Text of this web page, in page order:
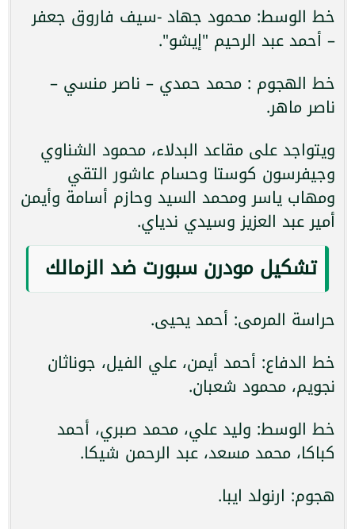
خط الوسط: محمود جهاد -سيف فاروق جعفر
– أحمد عبد الرحيم "إيشو".
خط الهجوم : محمد حمدي – ناصر منسي –
ناصر ماهر.
ويتواجد على مقاعد البدلاء، محمود الشناوي
وجيفرسون كوستا وحسام عاشور التقي
ومهاب ياسر ومحمد السيد وحازم أسامة وأيمن
أمير عبد العزيز وسيدي ندياي.
تشكيل مودرن سبورت ضد الزمالك
حراسة المرمى: أحمد يحيى.
خط الدفاع: أحمد أيمن، علي الفيل، جوناثان
نجويم، محمود شعبان.
خط الوسط: وليد علي، محمد صبري، أحمد
كباكا، محمد مسعد، عبد الرحمن شيكا.
هجوم: ارنولد ايبا.